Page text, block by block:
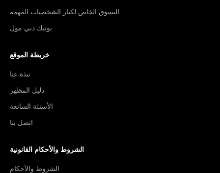
التسوق الخاص لكبار الشخصيات المهمة
بوتيك دبي مول
خريطة الموقع
نبذة عنا
دليل المظهر
الأسئلة الشائعة
اتصل بنا
الشروط والأحكام القانونية
الشروط والأحكام